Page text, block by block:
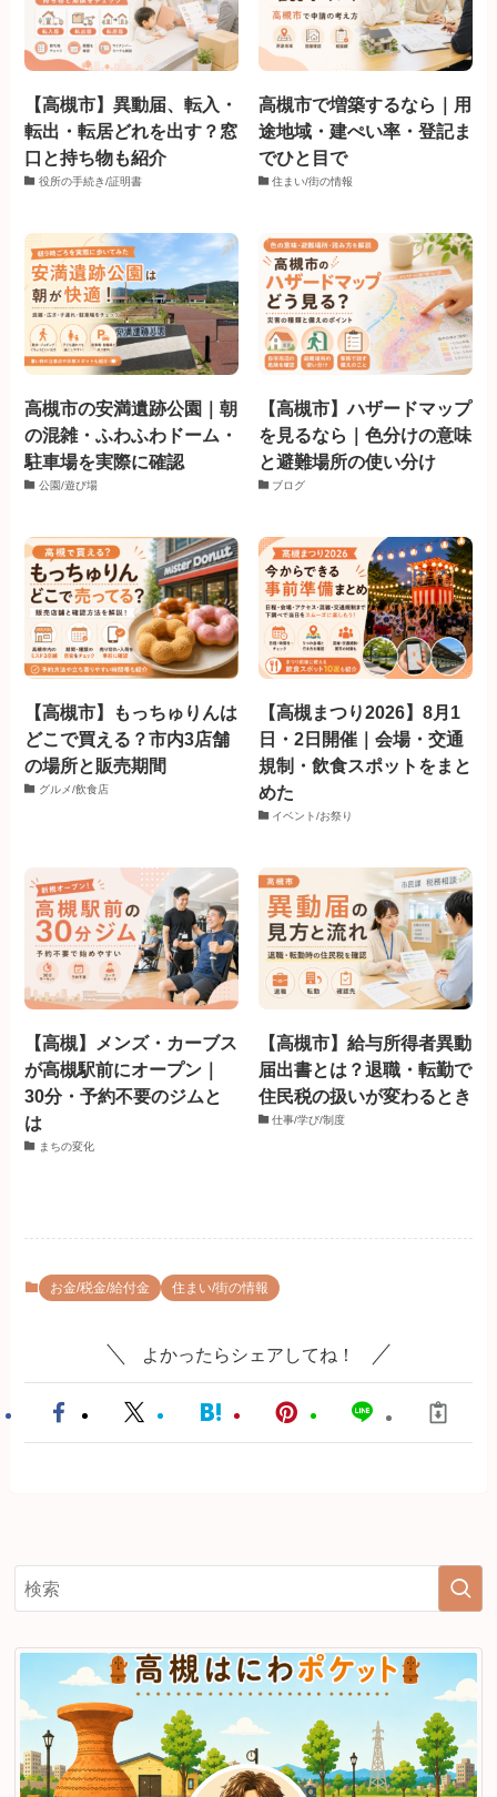
【高槻市】異動届、転入・
転出・転居どれを出す？窓
口と持ち物も紹介
役所の手続き/証明書
高槻市で増築するなら｜用
途地域・建ぺい率・登記ま
でひと目で
住まい/街の情報
高槻市の安満遺跡公園｜朝
の混雑・ふわふわドーム・
駐車場を実際に確認
公園/遊び場
【高槻市】ハザードマップ
を見るなら｜色分けの意味
と避難場所の使い分け
ブログ
【高槻市】もっちゅりんは
どこで買える？市内3店舗
の場所と販売期間
グルメ/飲食店
【高槻まつり2026】8月1
日・2日開催｜会場・交通
規制・飲食スポットをまと
めた
イベント/お祭り
【高槻】メンズ・カーブス
が高槻駅前にオープン｜
30分・予約不要のジムと
は
まちの変化
【高槻市】給与所得者異動
届出書とは？退職・転勤で
住民税の扱いが変わるとき
仕事/学び/制度
お金/税金/給付金 住まい/街の情報
よかったらシェアしてね！